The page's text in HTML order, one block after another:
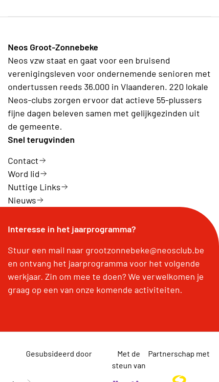
Neos Groot-Zonnebeke
Neos vzw staat en gaat voor een bruisend
verenigingsleven voor ondernemende senioren met
ondertussen reeds 36.000 in Vlaanderen. 220 lokale
Neos-clubs zorgen ervoor dat actieve 55-plussers
fijne dagen beleven samen met gelijkgezinden uit
de gemeente.
Snel terugvinden
Contact
Word lid
Nuttige Links
Nieuws
Interesse in het jaarprogramma?
Stuur een mail naar grootzonnebeke@neosclub.be
en ontvang het jaarprogramma voor het volgende
werkjaar. Zin om mee te doen? We verwelkomen je
graag op een van onze komende activiteiten.
Gesubsideerd door
Met de
steun van
Partnerschap met